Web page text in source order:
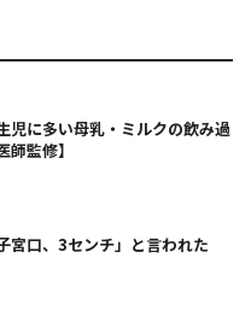
児に多い母乳・ミルクの飲み過
監修】
宮口、3センチ」と言われた